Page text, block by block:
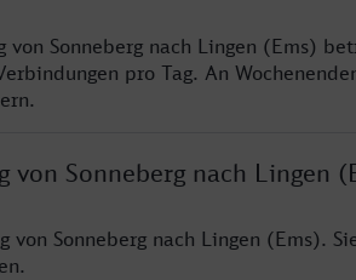
Sonneberg nach Lingen (Ems)
pro Tag. An
Sonneberg nach Lingen
Sonneberg nach Lingen (Ems).